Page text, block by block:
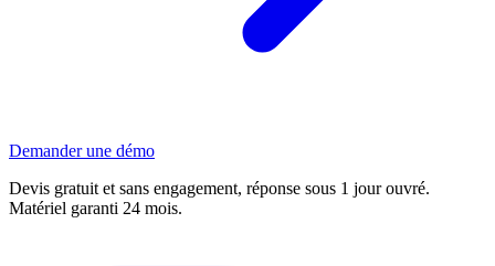
Demander une démo
Devis gratuit et sans engagement, réponse sous 1 jour ouvré.
Matériel garanti 24 mois.